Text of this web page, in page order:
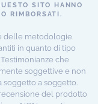
SITO HANNO
RIMBORSATI.
delle metodologie
in quanto di tipo
che
soggettive e non
a soggetto.
del prodotto